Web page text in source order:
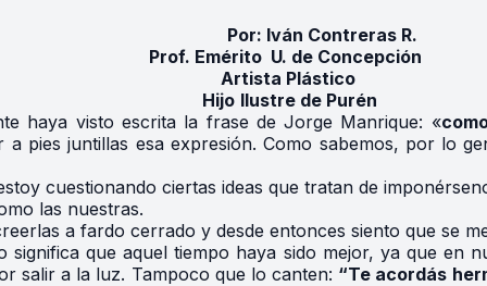
Por: Iván Contreras R.
U. de Concepción
Plástico
Ilustre de Purén
haya visto escrita la frase de Jorge Manrique: «
a pies juntillas esa expresión. Como sabemos, por lo
cuestionando ciertas ideas que tratan de
las nuestras.
a fardo cerrado y desde entonces siento que se
significa que aquel tiempo haya sido mejor, ya que en
salir a la luz. Tampoco que lo canten: “Te acordás